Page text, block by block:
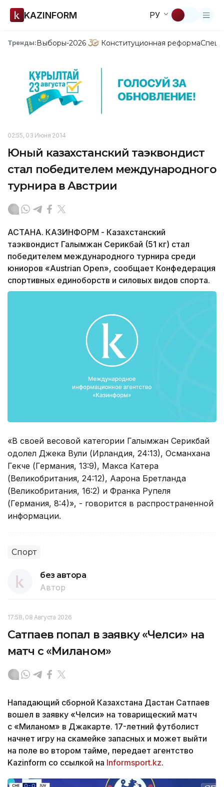
KAZINFORM РУ
Тренды:Выборы-2026 Конституционная реформа
02:55, 03 Июня 2014
Юный казахстанский таэквондист
стал победителем международного
турнира в Австрии
АСТАНА. КАЗИНФОРМ - Казахстанский
таэквондист Галымжан Серикбай (51 кг) стал
победителем международного турнира среди
юниоров «Austrian Open», сообщает Конфедерация
спортивных единоборств и силовых видов спорта.
«В своей весовой категории Галымжан Серикбай
одолел Джека Вули (Ирландия, 24:13), Османхана
Гекче (Германия, 13:9), Макса Катера
(Великобритания, 24:12), Аарона Бретланда
(Великобритания, 16:2) и Франка Рупеля
(Германия, 8:4)», - говорится в распространенной
информации.
Спорт
без автора
Автор
17:58, 08 Августа 2026
Сатпаев попал в заявку «Челси» на
матч с «Миланом»
Нападающий сборной Казахстана Дастан Сатпаев
вошел в заявку «Челси» на товарищеский матч
с «Миланом» в Джакарте. 17-летний футболист
начнет игру на скамейке запасных и может выйти
на поле во втором тайме, передает агентство
Kazinform со ссылкой на Informsport.kz.